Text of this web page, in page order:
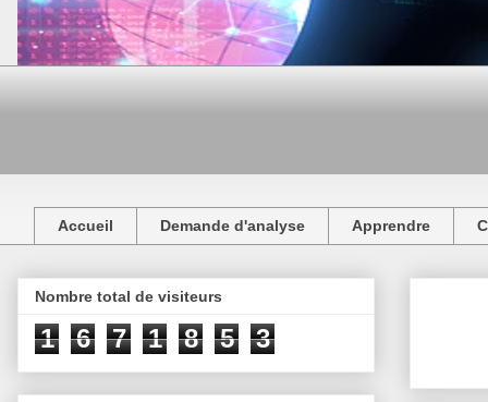
Accueil Demande d'analyse Apprendre
Nombre total de visiteurs
1 6 7 1 8 5 3